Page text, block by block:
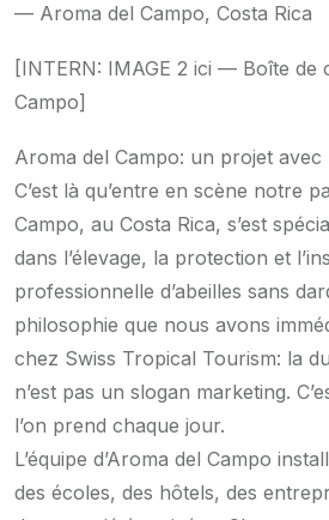
— Aroma del Campo, Costa Rica
[INTERN: IMAGE 2 ici — Boîte de
Campo]
Aroma del Campo: un projet avec
C’est là qu’entre en scène notre
Campo, au Costa Rica, s’est
dans l’élevage, la protection et
professionnelle d’abeilles sans
philosophie que nous avons
chez Swiss Tropical Tourism: la
n’est pas un slogan marketing.
l’on prend chaque jour.
L’équipe d’Aroma del Campo
des écoles, des hôtels, des